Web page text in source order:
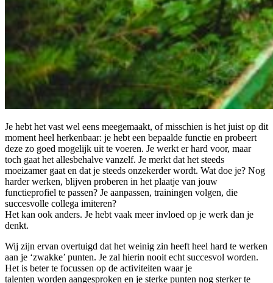
Je hebt het vast wel eens meegemaakt, of misschien is het juist op dit
moment heel herkenbaar: je hebt een bepaalde functie en probeert
deze zo goed mogelijk uit te voeren. Je werkt er hard voor, maar
toch gaat het allesbehalve vanzelf. Je merkt dat het steeds
moeizamer gaat en dat je steeds onzekerder wordt. Wat doe je? Nog
harder werken, blijven proberen in het plaatje van jouw
functieprofiel te passen? Je aanpassen, trainingen volgen, die
succesvolle collega imiteren?
Het kan ook anders. Je hebt vaak meer invloed op je werk dan je
denkt.
Wij zijn ervan overtuigd dat het weinig zin heeft heel hard te werken
aan je ‘zwakke’ punten. Je zal hierin nooit echt succesvol worden.
Het is beter te focussen op de activiteiten waar je
talenten worden aangesproken en je sterke punten nog sterker te